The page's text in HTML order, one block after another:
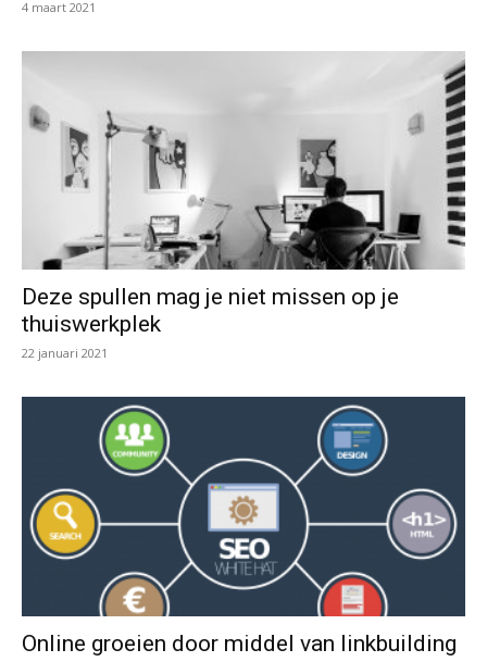
4 maart 2021
Deze spullen mag je niet missen op je
thuiswerkplek
22 januari 2021
Online groeien door middel van linkbuilding